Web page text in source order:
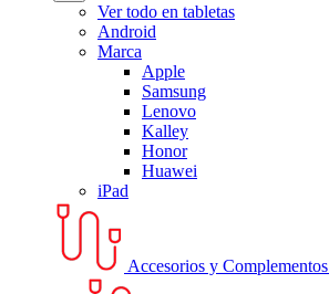
Ver todo en tabletas
Android
Marca
Apple
Samsung
Lenovo
Kalley
Honor
Huawei
iPad
Accesorios y Complementos